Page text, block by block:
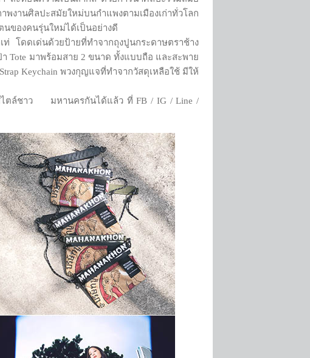
พงานศิลปะสมัยใหม่บนกำแพงตามเมืองเก่าทั่วโลก
ของคนรุ่นใหม่ได้เป็นอย่างดี
โดดเด่นด้วยป้ายที่ทำจากถุงปูนกระดาษตราช้าง
า Tote มาพร้อมสาย 2 ขนาด ทั้งแบบถือ และสะพาย
Keychain พวงกุญแจที่ทำจากวัสดุเหลือใช้ มีให้
สไตล์ชาว มหานครกันได้แล้ว ที่ FB / IG / Line /